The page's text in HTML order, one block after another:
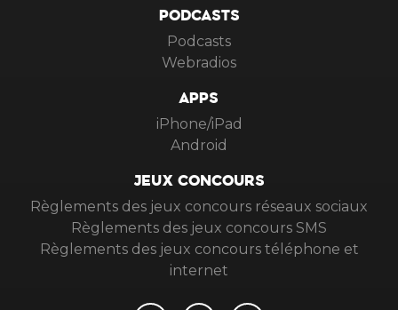
PODCASTS
Podcasts
Webradios
APPS
iPhone/iPad
Android
JEUX CONCOURS
Règlements des jeux concours réseaux sociaux
Règlements des jeux concours SMS
Règlements des jeux concours téléphone et
internet